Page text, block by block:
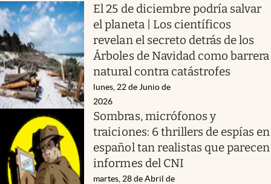
El 25 de diciembre podría salvar
el planeta | Los científicos
revelan el secreto detrás de los
Árboles de Navidad como barrera
natural contra catástrofes
lunes, 22 de Junio de
2026
Sombras, micrófonos y
traiciones: 6 thrillers de espías en
español tan realistas que parecen
informes del CNI
martes, 28 de Abril de